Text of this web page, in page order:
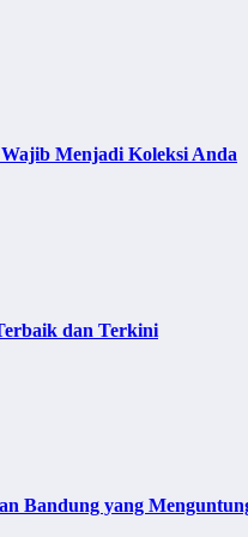
Menjadi Koleksi Anda
dan Terkini
Bandung yang